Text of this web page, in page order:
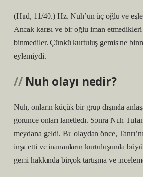
(Hud, 11/40.) Hz. Nuh’un üç oğlu ve
Ancak karısı ve bir oğlu iman
binmediler. Çünkü kurtuluş gemisine
eylemiydi.
Nuh olayı nedir?
Nuh, onların küçük bir grup dışında
görünce onları lanetledi. Sonra Nuh
meydana geldi. Bu olaydan önce,
inşa etti ve inananların kurtuluşunda
gemi hakkında birçok tartışma ve